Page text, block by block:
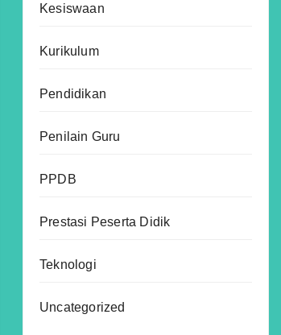
Kesiswaan
Kurikulum
Pendidikan
Penilain Guru
PPDB
Prestasi Peserta Didik
Teknologi
Uncategorized